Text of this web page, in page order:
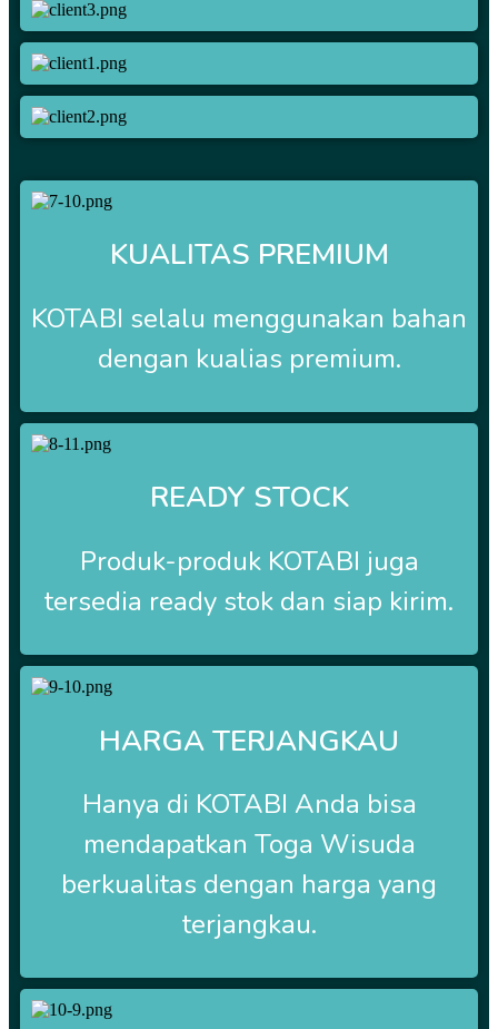
KUALITAS PREMIUM
KOTABI selalu menggunakan bahan
dengan kualias premium.
READY STOCK
Produk-produk KOTABI juga
tersedia ready stok dan siap kirim.
HARGA TERJANGKAU
Hanya di KOTABI Anda bisa
mendapatkan Toga Wisuda
berkualitas dengan harga yang
terjangkau.